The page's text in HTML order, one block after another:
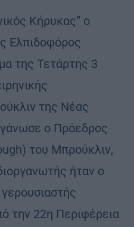
Κήρυκας” ο
Ελπιδοφόρος
της Τετάρτης 3
της Νέας
ο Πρόεδρος
του Μπρούκλιν,
ήταν ο
την 22η Περιφέρεια